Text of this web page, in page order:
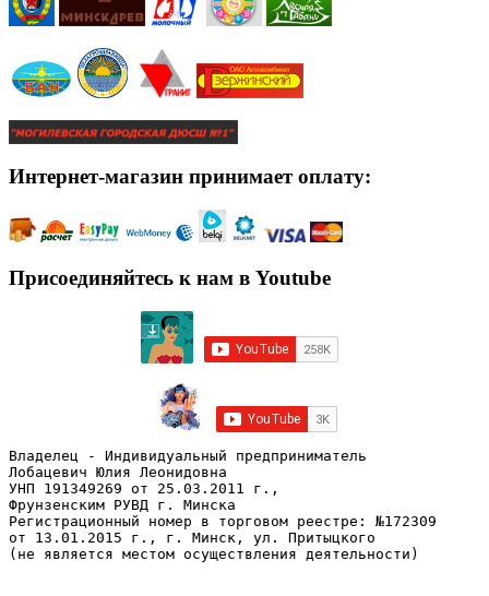
Интернет-магазин принимает оплату:
Присоединяйтесь к нам в Youtube
Владелец - Индивидуальный предприниматель
Лобацевич Юлия Леонидовна
УНП 191349269 от 25.03.2011 г.,
Фрунзенским РУВД г. Минска
Регистрационный номер в торговом реестре: №172309
от 13.01.2015 г., г. Минск, ул. Притыцкого
(не является местом осуществления деятельности)